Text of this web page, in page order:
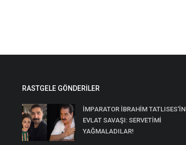
RASTGELE GÖNDERILER
İMPARATOR İBRAHİM TATLISES'İN
EVLAT SAVAŞI: SERVETİMİ
YAĞMALADILAR!